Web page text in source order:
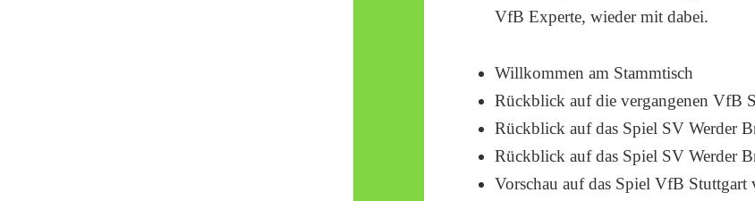
VfB Experte, wieder mit dabei.
Willkommen am Stammtisch
Rückblick auf die vergangenen VfB
Rückblick auf das Spiel SV Werder
Rückblick auf das Spiel SV Werder
Vorschau auf das Spiel VfB Stuttgart